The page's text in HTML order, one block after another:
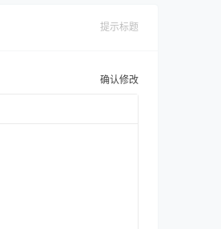
提示标题
确认修改